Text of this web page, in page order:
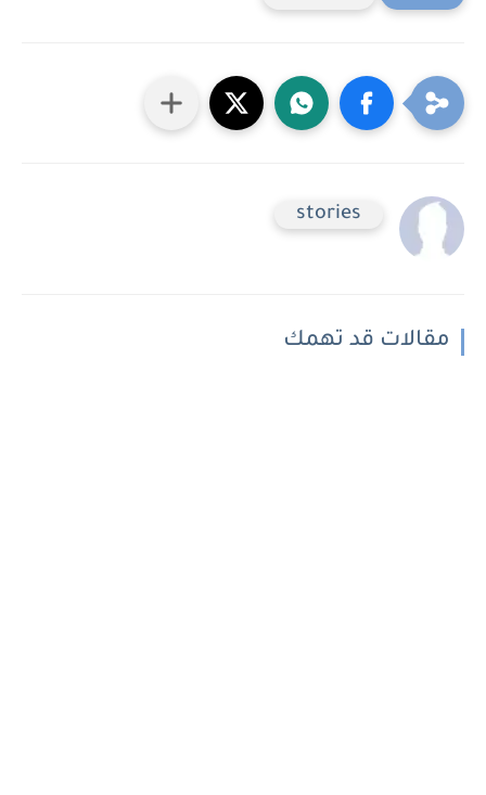
stories
مقالات قد تهمك